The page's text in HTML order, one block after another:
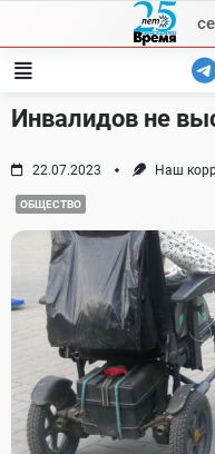
content
Инвалидов не
22.07.2023 Наш
ОБЩЕСТВО